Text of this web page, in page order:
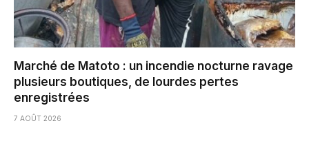
Marché de Matoto : un incendie nocturne ravage
plusieurs boutiques, de lourdes pertes
enregistrées
7 AOÛT 2026